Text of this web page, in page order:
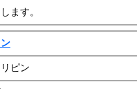
ます。
ピン